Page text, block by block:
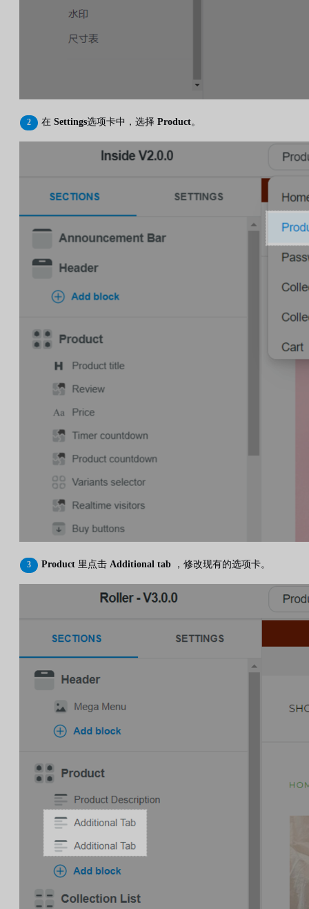
在 Settings选项卡中，选择 Product。
Product 里点击 Additional tab ，修改现有的选项卡。